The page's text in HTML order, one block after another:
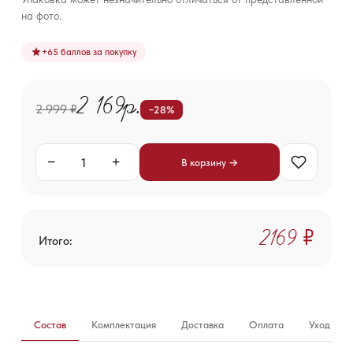
на фото.
+65 баллов за покупку
2 999 ₽2 169р. −28%
− + В корзину →
Итого: 2 169 ₽
Состав Комплектация Доставка Оплата Уход за